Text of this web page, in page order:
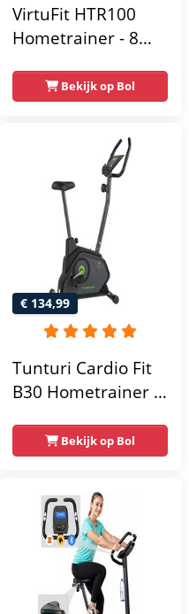
VirtuFit HTR100
Hometrainer - 8
Weerstandniveau's
- Verstelbaar zadel
Tablethouder -
Max. 120 kg
Gebruikersgewicht
- Fitnessfiets
Bekijk op Bol
€ 134,99
Tunturi Cardio Fit
B30 Hometrainer -
weerstandsniveaus
- Tablethouder -
Hartslagfunctie en
transportwielen
Bekijk op Bol